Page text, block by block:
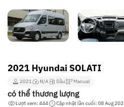
2021 Hyundai SOLATI
2021 N/A Dầu Manual
có thể thương lượng
Lượt xem: 444 Cập nhật lần cuối: 08 Aug